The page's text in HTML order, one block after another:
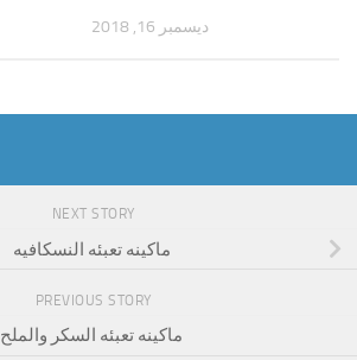
ديسمبر 16, 2018
NEXT STORY
ماكينه تعبئه النسكافيه
PREVIOUS STORY
ماكينه تعبئه السكر والملح